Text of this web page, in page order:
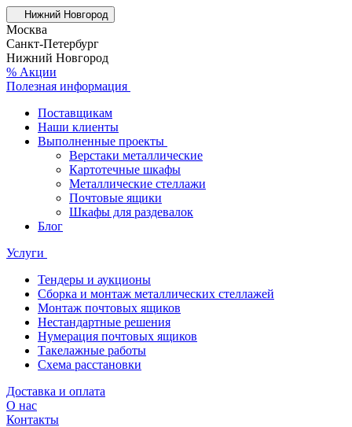
Нижний Новгород
Москва
Санкт-Петербург
Нижний Новгород
% Акции
Полезная информация
Поставщикам
Наши клиенты
Выполненные проекты
Верстаки металлические
Картотечные шкафы
Металлические стеллажи
Почтовые ящики
Шкафы для раздевалок
Блог
Услуги
Тендеры и аукционы
Сборка и монтаж металлических стеллажей
Монтаж почтовых ящиков
Нестандартные решения
Нумерация почтовых ящиков
Такелажные работы
Схема расстановки
Доставка и оплата
О нас
Контакты